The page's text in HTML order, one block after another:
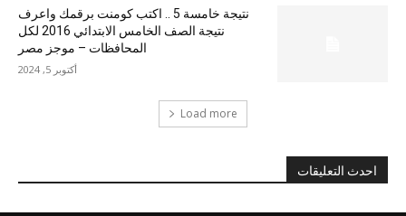
نتيجة خامسة 5 .. اكتب كومنت برقمك واعرف
نتيجة الصف الخامس الابتدائي 2016 لكل
المحافظات – موجز مصر
أكتوبر 5, 2024
Load more
احدث التعليقات